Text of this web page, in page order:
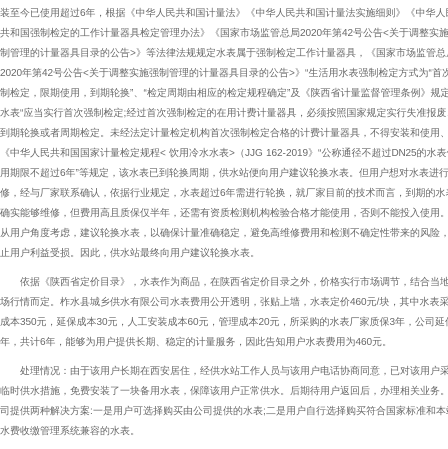
装至今已使用超过6年，根据《中华人民共和国计量法》《中华人民共和国计量法实施细则》《中华人
共和国强制检定的工作计量器具检定管理办法》《国家市场监管总局2020年第42号公告<关于调整实
制管理的计量器具目录的公告>》等法律法规规定水表属于强制检定工作计量器具，《国家市场监管总
2020年第42号公告<关于调整实施强制管理的计量器具目录的公告>》“生活用水表强制检定方式为“首
制检定，限期使用，到期轮换”、“检定周期由相应的检定规程确定”及《陕西省计量监督管理条例》规
水表“应当实行首次强制检定;经过首次强制检定的在用计费计量器具，必须按照国家规定实行失准报废
到期轮换或者周期检定。未经法定计量检定机构首次强制检定合格的计费计量器具，不得安装和使用、
《中华人民共和国国家计量检定规程< 饮用冷水水表>（JJG 162-2019》“公称通径不超过DN25的水
用期限不超过6年”等规定，该水表已到轮换周期，供水站便向用户建议轮换水表。但用户想对水表进
修，经与厂家联系确认，依据行业规定，水表超过6年需进行轮换，就厂家目前的技术而言，到期的水
确实能够维修，但费用高且质保仅半年，还需有资质检测机构检验合格才能使用，否则不能投入使用
从用户角度考虑，建议轮换水表，以确保计量准确稳定，避免高维修费用和检测不确定性带来的风险
止用户利益受损。因此，供水站最终向用户建议轮换水表。
依据《陕西省定价目录》，水表作为商品，在陕西省定价目录之外，价格实行市场调节，结合当
场行情而定。柞水县城乡供水有限公司水表费用公开透明，张贴上墙，水表定价460元/块，其中水表
成本350元，延保成本30元，人工安装成本60元，管理成本20元，所采购的水表厂家质保3年，公司延
年，共计6年，能够为用户提供长期、稳定的计量服务，因此告知用户水表费用为460元。
处理情况：由于该用户长期在西安居住，经供水站工作人员与该用户电话协商同意，已对该用户
临时供水措施，免费安装了一块备用水表，保障该用户正常供水。后期待用户返回后，办理相关业务
司提供两种解决方案:一是用户可选择购买由公司提供的水表;二是用户自行选择购买符合国家标准和本
水费收缴管理系统兼容的水表。